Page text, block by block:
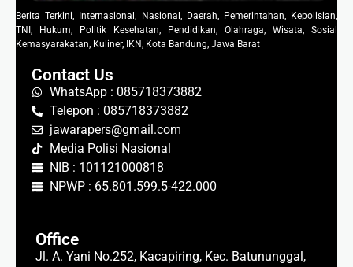
Berita Terkini, Internasional, Nasional, Daerah, Pemerintahan, Kepolisian,
TNI, Hukum, Politik Kesehatan, Pendidikan, Olahraga, Wisata, Sosial
Kemasyarakatan, Kuliner, IKN, Kota Bandung, Jawa Barat
Contact Us
WhatsApp : 085718373882
Telepon : 085718373882
jawarapers@gmail.com
Media Polisi Nasional
NIB : 101121000818
NPWP : 65.801.599.5-422.000
Office
Jl. A. Yani No.252, Kacapiring, Kec. Batununggal,